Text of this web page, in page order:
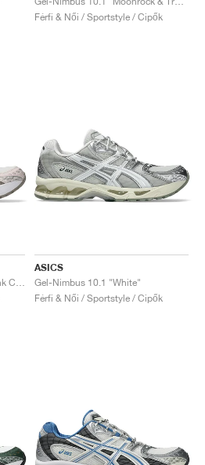
Férfi & Női / Sportstyle / Cipők
ASICS
Gel-Nimbus 10.1 "White"
Férfi & Női / Sportstyle / Cipők